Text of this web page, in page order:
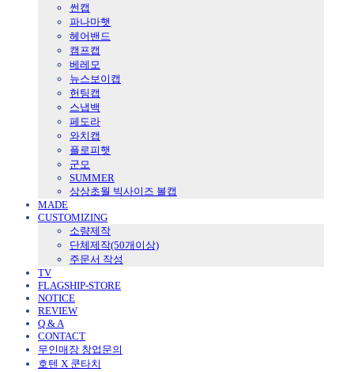
썬캡
파나마햇
헤어밴드
캠프캡
베레모
뉴스보이캡
헌팅캡
스냅백
페도라
와치캡
플로피햇
군모
SUMMER
상상초월 빅사이즈 볼캡
MADE
CUSTOMIZING
소량제작
단체제작(50개이상)
주문서 작성
TV
FLAGSHIP-STORE
NOTICE
REVIEW
Q & A
CONTACT
무인매장 창업문의
호텐 X 쿤타치